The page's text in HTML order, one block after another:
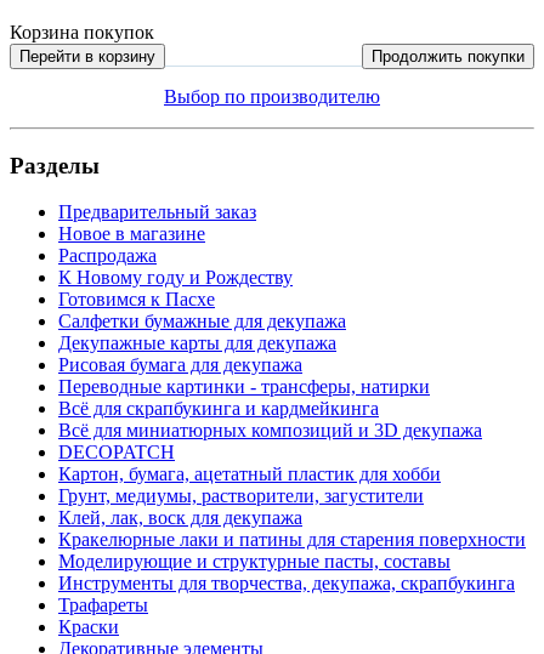
Корзина покупок
Перейти в корзину Продолжить покупки
Выбор по производителю
Разделы
Предварительный заказ
Новое в магазине
Распродажа
К Новому году и Рождеству
Готовимся к Пасхе
Салфетки бумажные для декупажа
Декупажные карты для декупажа
Рисовая бумага для декупажа
Переводные картинки - трансферы, натирки
Всё для скрапбукинга и кардмейкинга
Всё для миниатюрных композиций и 3D декупажа
DECOPATCH
Картон, бумага, ацетатный пластик для хобби
Грунт, медиумы, растворители, загустители
Клей, лак, воск для декупажа
Кракелюрные лаки и патины для старения поверхности
Моделирующие и структурные пасты, составы
Инструменты для творчества, декупажа, скрапбукинга
Трафареты
Краски
Декоративные элементы